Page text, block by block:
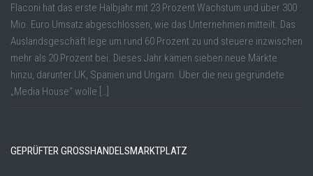
Flaconi hat das erste Halbjahr mit 23 Prozent Wachstum und über 300
Mio. Euro Umsatz abgeschlossen, wie das Unternehmen mitteilt. Das
Auslandsgeschäft lege um rund 60 Prozent zu und steuere inzwischen
mehr als 20 Prozent bei. Dieses Jahr kämen sieben neue Märkte
hinzu, darunter UK, Spanien und Ungarn. Über die neu gegründete
„Media House“ wolle […]
GEPRÜFTER GROSSHANDELSMARKTPLATZ